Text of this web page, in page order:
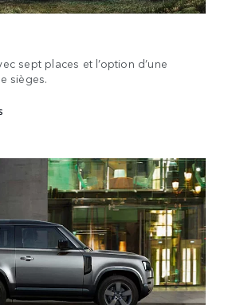
sept places et l’option d’une
sièges.